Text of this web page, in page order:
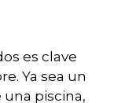
es clave
Ya sea un
piscina,